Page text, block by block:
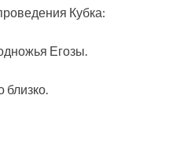
Кубка:
Егозы.
близко.